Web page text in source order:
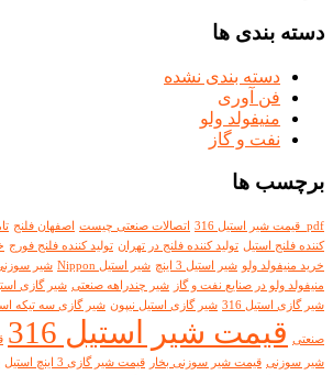
دسته بندی ها
دسته بندی نشده
فن آوری
منیفولد ولو
نفت و گاز
برچسب ها
pdf قیمت شیر استیل 316 اتصالات صنعتی چیست اصفهان فلنج
کننده فلنج استیل تولید کننده فلنج در تهران تولید کننده فلنج فورج
خرید منیفولد ولو شیر استیل 3 اینچ شیر استیل Nippon شیر
منیفولد ولو در صنایع نفت و گاز
شیر چندراهه صنعتی شیر گازی استیل 2
شیر گازی استیل 316
شیر گازی استیل نیپون شیر گازی سه تیکه
صنعتی قیمت شیر استیل 316
شیر سوزنی قیمت شیر سوزنی بخار قیمت شیر گازی 3 اینچ استیل